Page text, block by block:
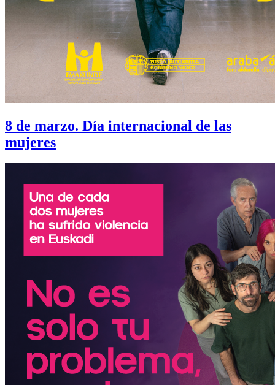
8 de marzo. Día internacional de las
mujeres